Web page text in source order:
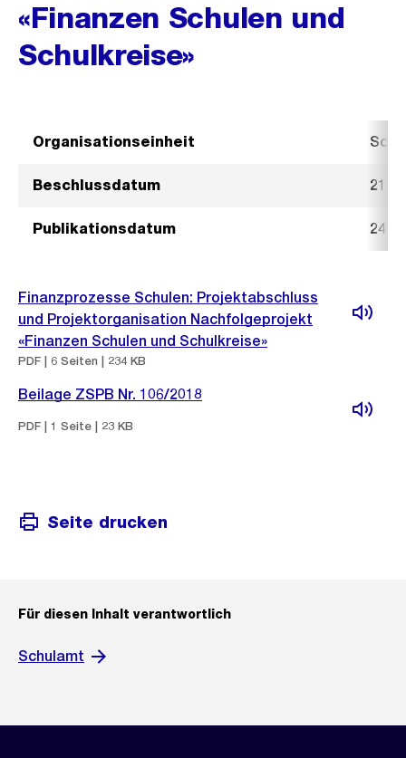
«Finanzen Schulen und
Schulkreise»
Organisationseinheit
Beschlussdatum 21.
Publikationsdatum 24.
Finanzprozesse Schulen: Projektabschluss
und Projektorganisation Nachfolgeprojekt
«Finanzen Schulen und Schulkreise»
PDF | 6 Seiten | 234 KB
Beilage ZSPB Nr. 106/2018
PDF | 1 Seite | 23 KB
Seite drucken
Für diesen Inhalt verantwortlich
Schulamt